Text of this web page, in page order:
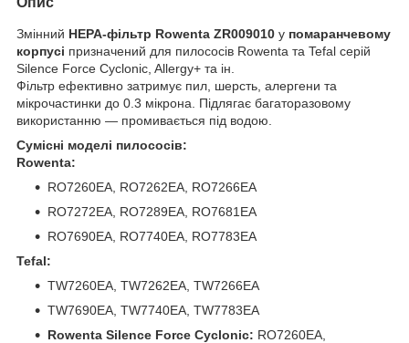
Змінний HEPA-фільтр Rowenta ZR009010 у помаранчевому
корпусі призначений для пилососів Rowenta та Tefal серій
Silence Force Cyclonic, Allergy+ та ін.
Фільтр ефективно затримує пил, шерсть, алергени та
мікрочастинки до 0.3 мікрона. Підлягає багаторазовому
використанню — промивається під водою.
Сумісні моделі пилососів:
Rowenta:
RO7260EA, RO7262EA, RO7266EA
RO7272EA, RO7289EA, RO7681EA
RO7690EA, RO7740EA, RO7783EA
Tefal:
TW7260EA, TW7262EA, TW7266EA
TW7690EA, TW7740EA, TW7783EA
Rowenta Silence Force Cyclonic: RO7260EA,